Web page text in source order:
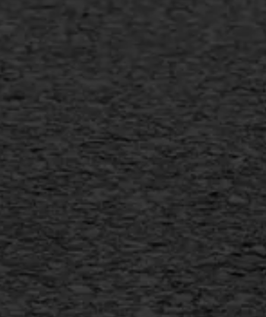
Gietasfalt reparatie
Scheurreparatie
Flexigoot
Vertical seal
Vlakslijpen
Vorstschade
AWS ASFALTWERKEN
+31 493 842 840
info@asfaltwerken.nl